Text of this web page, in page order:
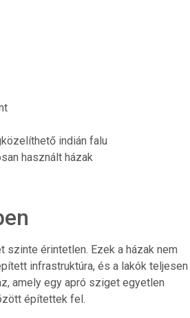
indián falu
használt házak
szinte érintetlen. Ezek a házak nem
infrastruktúra, és a lakók teljesen
amely egy apró sziget egyetlen
építettek fel.